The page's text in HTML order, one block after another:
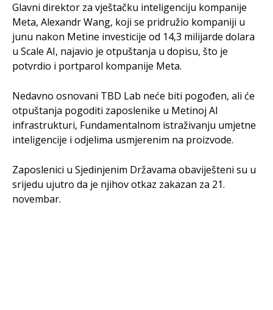
Glavni direktor za vještačku inteligenciju kompanije
Meta, Alexandr Wang, koji se pridružio kompaniji u
junu nakon Metine investicije od 14,3 milijarde dolara
u Scale AI, najavio je otpuštanja u dopisu, što je
potvrdio i portparol kompanije Meta.
Nedavno osnovani TBD Lab neće biti pogođen, ali će
otpuštanja pogoditi zaposlenike u Metinoj AI
infrastrukturi, Fundamentalnom istraživanju umjetne
inteligencije i odjelima usmjerenim na proizvode.
Zaposlenici u Sjedinjenim Državama obaviješteni su u
srijedu ujutro da je njihov otkaz zakazan za 21.
novembar.